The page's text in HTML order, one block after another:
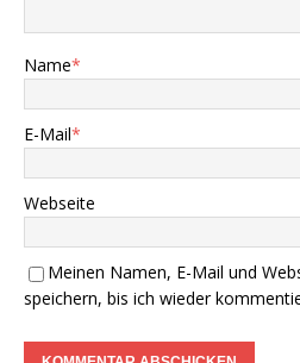
Name*
E-Mail*
Webseite
Meinen Namen, E-Mail und
speichern, bis ich wieder